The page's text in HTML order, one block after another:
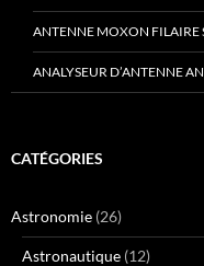
ANTENNE MOXON FILAIRE
ANALYSEUR D’ANTENNE
CATÉGORIES
Astronomie (26)
Astronautique (12)